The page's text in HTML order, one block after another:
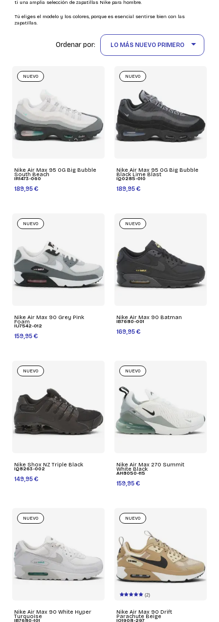
ti una amplia selección de zapatillas Nike para hombre.
Tú eliges el modelo y los colores, porque es esencial sentirse bien con las
zapatillas.
Ordenar por: LO MÁS NUEVO PRIMERO 
Nike Air Max 95 OG Big Bubble
South Beach
IR1473-060
189,95 €
NUEVO
Nike Air Max 95 OG Big Bubble
Black Lime Blast
IQ0285-010
189,95 €
NUEVO
Nike Air Max 90 Grey Pink
Foam
IU7542-012
159,95 €
NUEVO
Nike Air Max 90 Batman
IB7680-001
169,95 €
NUEVO
Nike Shox NZ Triple Black
IQ8263-002
149,95 €
NUEVO
Nike Air Max 270 Summit
White Black
AH8050-115
159,95 €
NUEVO
Nike Air Max 90 White Hyper
Turquoise
IB7680-101
NUEVO
(2)
Nike Air Max 90 Drift
Parachute Beige
IO1908-297
NUEVO